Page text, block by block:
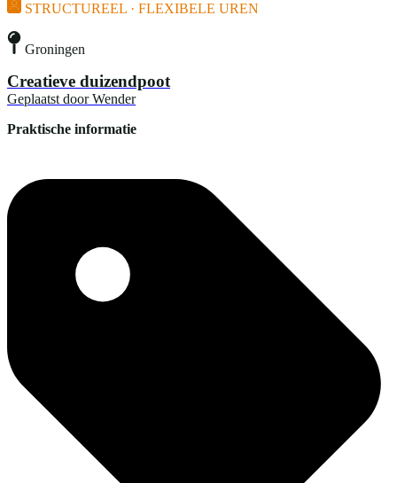
STRUCTUREEL · FLEXIBELE UREN
Groningen
Creatieve duizendpoot
Geplaatst door Wender
Praktische informatie